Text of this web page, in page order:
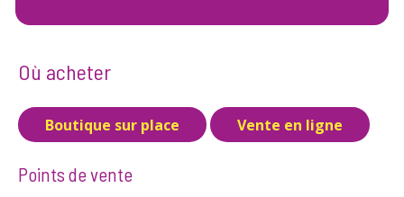
Où acheter
Boutique sur place Vente en ligne
Points de vente